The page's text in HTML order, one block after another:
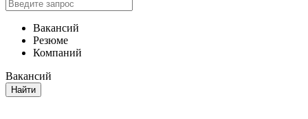
Вакансий
Резюме
Компаний
Вакансий
Найти